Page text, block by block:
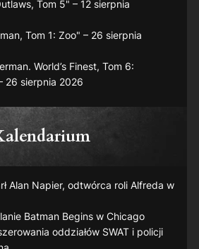
Tom 5" – 12 sierpnia
Tom 1: Zoo" – 26 sierpnia
World’s Finest, Tom 6:
26 sierpnia 2026
Alan Napier, odtwórca roli Alfreda w
Batman Beginsw Chicago
oddziałów SWAT i policji